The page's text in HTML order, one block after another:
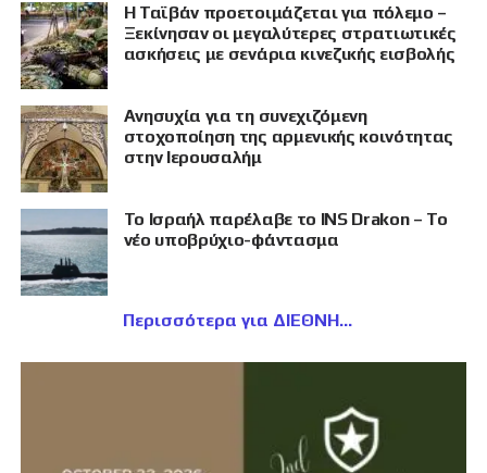
Η Ταϊβάν προετοιμάζεται για πόλεμο –
Ξεκίνησαν οι μεγαλύτερες στρατιωτικές
ασκήσεις με σενάρια κινεζικής εισβολής
Ανησυχία για τη συνεχιζόμενη
στοχοποίηση της αρμενικής κοινότητας
στην Ιερουσαλήμ
Το Ισραήλ παρέλαβε το INS Drakon – Το
νέο υποβρύχιο-φάντασμα
Περισσότερα για ΔΙΕΘΝΗ